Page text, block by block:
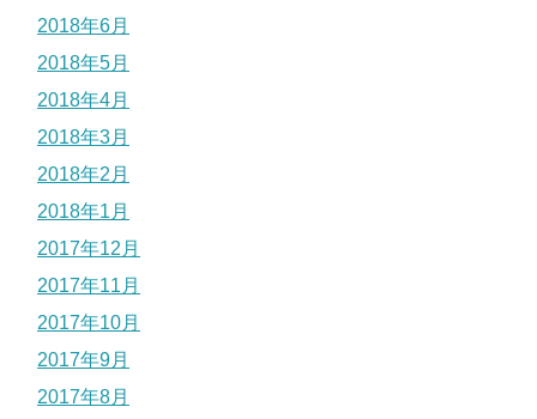
2018年6月
2018年5月
2018年4月
2018年3月
2018年2月
2018年1月
2017年12月
2017年11月
2017年10月
2017年9月
2017年8月